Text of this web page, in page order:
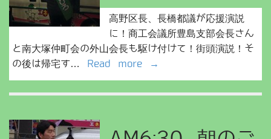
高野区長、長橋都議が応援演説
に！商工会議所豊島支部会長さん
と南大塚仲町会の外山会長も駆け付けて！街頭演説！そ
の後は帰宅す…
Read more →